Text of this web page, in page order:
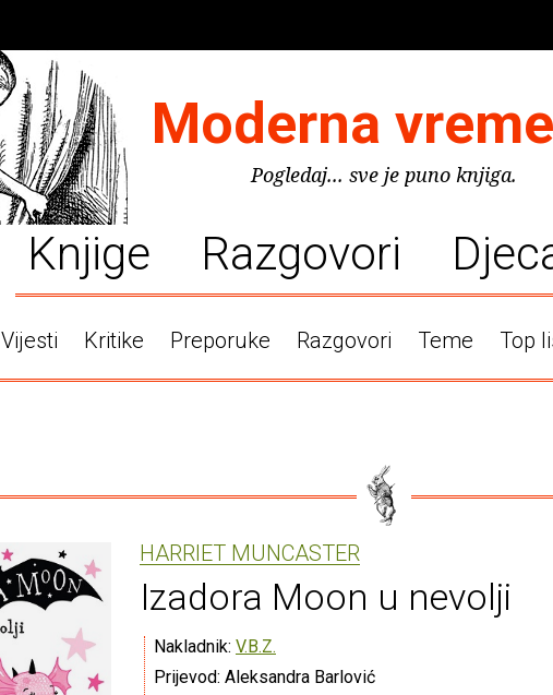
Moderna
Pogledaj... sve je puno knjiga.
Knjige Razgovori
Vijesti Kritike Preporuke Razgovori Teme Top
HARRIET MUNCASTER
Izadora Moon u nevolji
Nakladnik: V.B.Z.
Prijevod: Aleksandra Barlović